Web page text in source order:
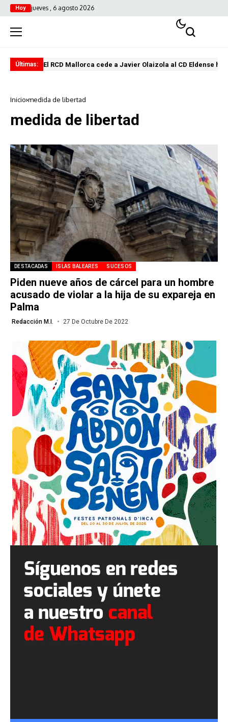
Hoy jueves , 6 agosto 2026
Últimas: El RCD Mallorca cede a Javier Olaizola al CD Eldense
Inicio medida de libertad
medida de libertad
DESTACADAS ISLAS BALEARES SUCESOS
Piden nueve años de cárcel para un hombre
acusado de violar a la hija de su expareja en
Palma
Redacción M.I. 27 De Octubre De 2022